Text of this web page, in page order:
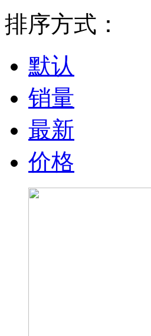
排序方式：
默认
销量
最新
价格